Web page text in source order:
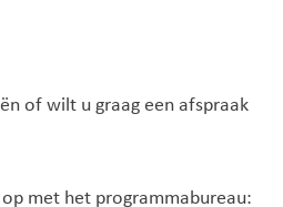
of wilt u graag een afspraak
met het programmabureau: